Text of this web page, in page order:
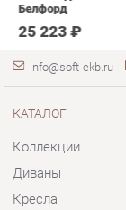
Коллекции
Кресла
Банкетки
Обувницы
Комплектующие